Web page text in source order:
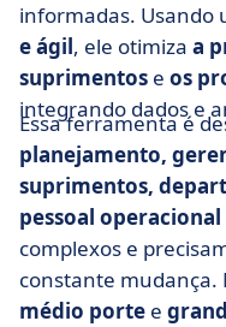
informadas. Usando
e ágil, ele otimiza a
suprimentos e os
integrando dados e
Essa ferramenta é
planejamento,
suprimentos,
pessoal operacional
complexos e
constante mudança.
médio porte e